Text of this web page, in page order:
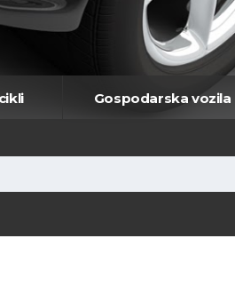
Gospodarska vozila